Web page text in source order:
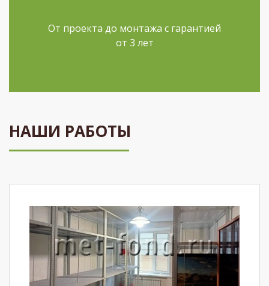
От проекта до монтажа с гарантией
от 3 лет
НАШИ РАБОТЫ